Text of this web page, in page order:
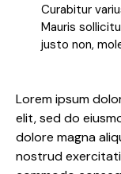
Curabitur
Mauris
justo non,
Lorem ipsum
elit, sed do
dolore magna
nostrud